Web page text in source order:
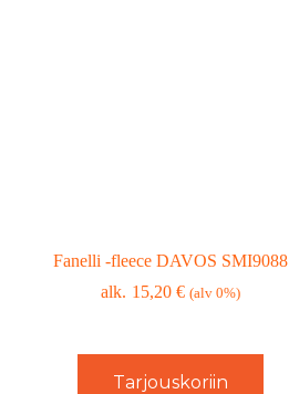
Fanelli -fleece DAVOS SMI9088
15,20 € (alv 0%)
Tarjouskoriin